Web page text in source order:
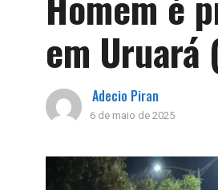
em Uruará
Adecio Piran
6 de maio de 2025